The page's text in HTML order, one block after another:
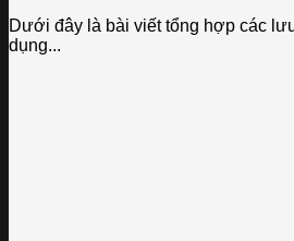
Dưới đây là bài viết tổng hợp các
dụng...